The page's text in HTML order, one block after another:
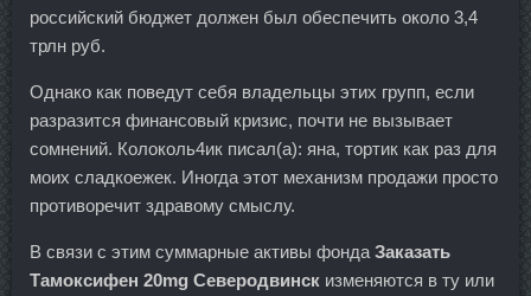
российский бюджет должен был обеспечить около 3,4
трлн руб.
Однако как поведут себя владельцы этих групп, если
разразится финансовый кризис, почти не вызывает
сомнений. Колоколь4ик писал(а): яна, тортик как раз для
моих сладкоежек. Иногда этот механизм продажи просто
противоречит здравому смыслу.
В связи с этим суммарные активы фонда Заказать
Тамоксифен 20mg Северодвинск изменяются в ту или